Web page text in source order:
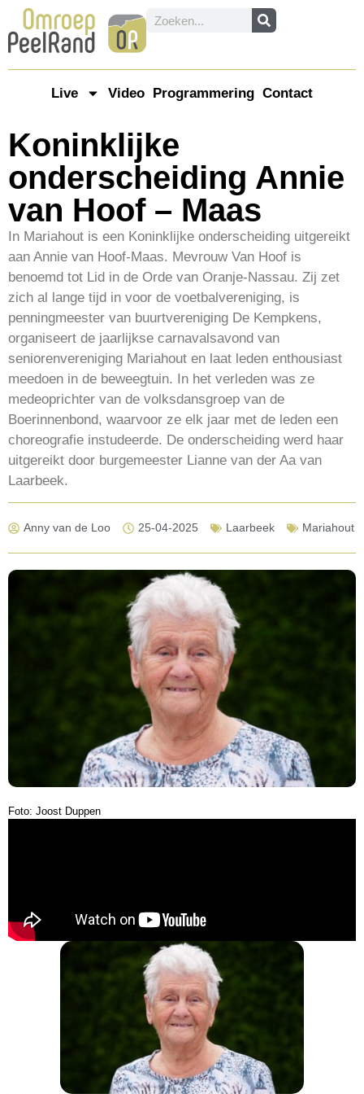
Live Video Programmering Contact
Koninklijke
onderscheiding Annie
van Hoof – Maas
In Mariahout is een Koninklijke onderscheiding uitgereikt
aan Annie van Hoof-Maas. Mevrouw Van Hoof is
benoemd tot Lid in de Orde van Oranje-Nassau. Zij zet
zich al lange tijd in voor de voetbalvereniging, is
penningmeester van buurtvereniging De Kempkens,
organiseert de jaarlijkse carnavalsavond van
seniorenvereniging Mariahout en laat leden enthousiast
meedoen in de beweegtuin. In het verleden was ze
medeoprichter van de volksdansgroep van de
Boerinnenbond, waarvoor ze elk jaar met de leden een
choreografie instudeerde. De onderscheiding werd haar
uitgereikt door burgemeester Lianne van der Aa van
Laarbeek.
Anny van de Loo 25-04-2025 Laarbeek Mariahout
Foto: Joost Duppen